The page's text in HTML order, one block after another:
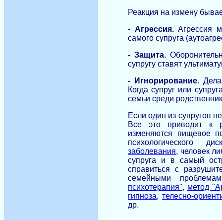
Реакция на измену
- Агрессия.Агрессия
самого супруга
- Защита.
супругу ставят
- Игнорирование.
Когда супруг или
семьи среди
Если один из супругов
Все это приводит к
изменяются пищевое
психологического
заболевания, человек
супруга и в самый
справиться с
семейными
психотерапия", метод
гипноза,телесно-
др.